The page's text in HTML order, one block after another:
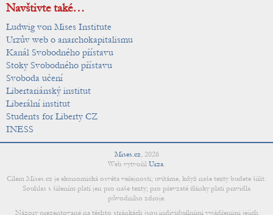
Navštivte také…
Ludwig von Mises Institute
Urzův web o anarchokapitalismu
Kanál Svobodného přístavu
Stoky Svobodného přístavu
Svoboda učení
Libertariánský institut
Liberální institut
Students for Liberty CZ
INESS
Mises.cz, 2026
Web vytvořil Urza.
Cílem Mises.cz je ekonomická osvěta veřejnosti; uvítáme, když naše texty budete šířit.
Souhlas s šířením platí jen pro naše texty; pro převzaté články platí pravidla
původního zdroje.
Názory prezentované na těchto stránkách jsou individuálními vyjádřeními jejich